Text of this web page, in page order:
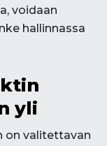
voidaan
hallinnassa
yli
on valitettavan